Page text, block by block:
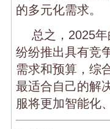
的多元化需求。
总之，2025
纷纷推出具有竞
需求和预算，综
最适合自己的解
服将更加智能化